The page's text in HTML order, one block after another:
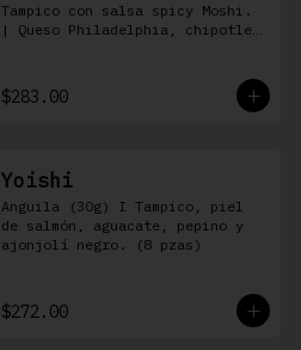
Tampico con salsa spicy Moshi.
| Queso Philadelphia, chipotle,
$283.00
Yoishi
Anguila (30g) I Tampico, piel
de salmón, aguacate, pepino y
ajonjolí negro. (8 pzas)
$272.00